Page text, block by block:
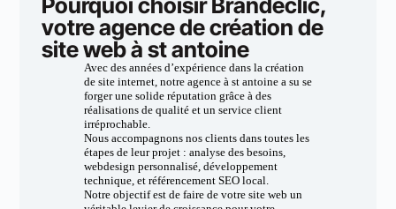
Pourquoi choisir Brandeclic,
votre agence de création de
site web à st antoine
Avec des années d’expérience dans la création
de site internet, notre agence à st antoine a su se
forger une solide réputation grâce à des
réalisations de qualité et un service client
irréprochable.
Nous accompagnons nos clients dans toutes les
étapes de leur projet : analyse des besoins,
webdesign personnalisé, développement
technique, et référencement SEO local.
Notre objectif est de faire de votre site web un